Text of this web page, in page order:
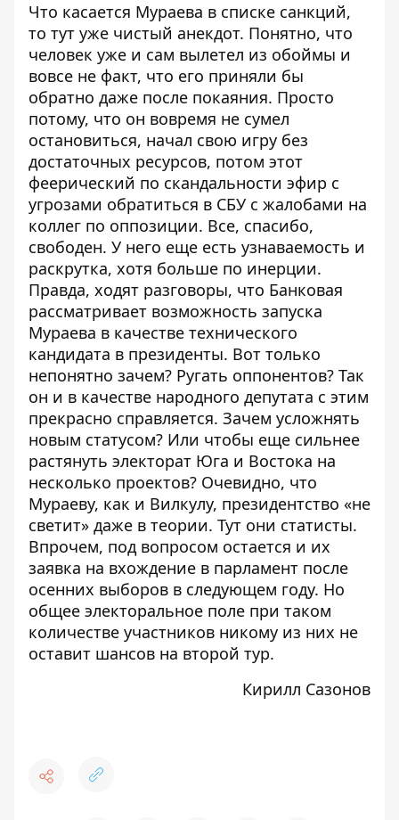
Что касается Мураева в списке санкций,
то тут уже чистый анекдот. Понятно, что
человек уже и сам вылетел из обоймы и
вовсе не факт, что его приняли бы
обратно даже после покаяния. Просто
потому, что он вовремя не сумел
остановиться, начал свою игру без
достаточных ресурсов, потом этот
феерический по скандальности эфир с
угрозами обратиться в СБУ с жалобами на
коллег по оппозиции. Все, спасибо,
свободен. У него еще есть узнаваемость и
раскрутка, хотя больше по инерции.
Правда, ходят разговоры, что Банковая
рассматривает возможность запуска
Мураева в качестве технического
кандидата в президенты. Вот только
непонятно зачем? Ругать оппонентов? Так
он и в качестве народного депутата с этим
прекрасно справляется. Зачем усложнять
новым статусом? Или чтобы еще сильнее
растянуть электорат Юга и Востока на
несколько проектов? Очевидно, что
Мураеву, как и Вилкулу, президентство «не
светит» даже в теории. Тут они статисты.
Впрочем, под вопросом остается и их
заявка на вхождение в парламент после
осенних выборов в следующем году. Но
общее электоральное поле при таком
количестве участников никому из них не
оставит шансов на второй тур.
Кирилл Сазонов